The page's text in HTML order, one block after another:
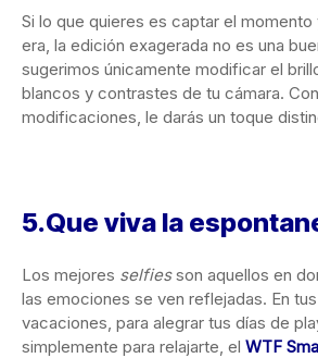
Si lo que quieres es captar el
era, la edición exagerada no es una
sugerimos únicamente modificar el
blancos y contrastes de tu cámara.
modificaciones, le darás un toque
5.Que viva la
Los mejores selfiesson aquellos en
las emociones se ven reflejadas. En
vacaciones, para alegrar tus días de
simplemente para relajarte, el WTF